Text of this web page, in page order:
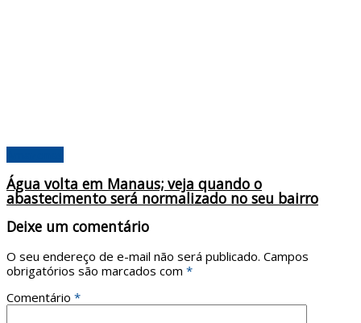
Água volta em Manaus; veja quando o
abastecimento será normalizado no seu bairro
Deixe um comentário
O seu endereço de e-mail não será publicado. Campos
obrigatórios são marcados com *
Comentário *